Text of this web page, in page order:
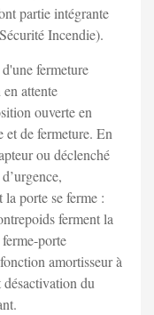
partie intégrante
Incendie).
fermeture
attente
ouverte en
de fermeture. En
ou déclenché
porte se ferme :
ferment la
porte
amortisseur à
du